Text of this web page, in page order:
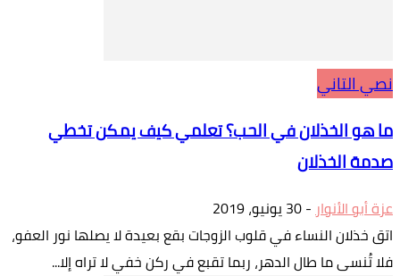
نصي التاني
ما هو الخذلان في الحب؟ تعلمي كيف يمكن تخطي
صدمة الخذلان
عزة أبو الأنوار-30 يونيو، 2019
اتق خذلان النساء في قلوب الزوجات بقع بعيدة لا يصلها نور العفو،
فلا تُنسى ما طال الدهر، ربما تقبع في ركن خفي لا تراه إلا...